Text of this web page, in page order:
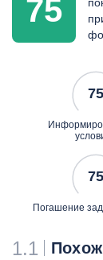
75
75
75
Погашение
1.1